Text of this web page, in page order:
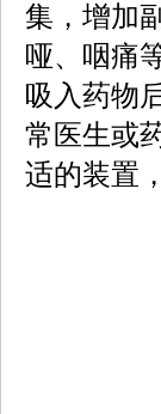
集，增加
哑、咽痛
吸入药物
常医生或
适的装置